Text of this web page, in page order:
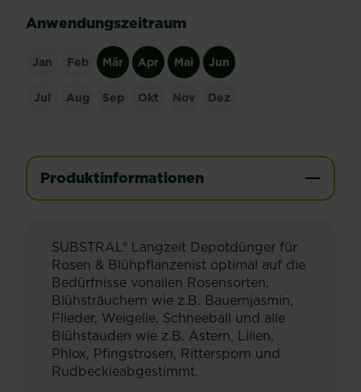
Anwendungszeitraum
Jan Feb Mär Apr Mai Jun
Jul Aug Sep Okt Nov Dez
Produktinformationen
SUBSTRAL® Langzeit Depotdünger für
Rosen & Blühpflanzenist optimal auf die
Bedürfnisse vonallen Rosensorten,
Blühsträuchern wie z.B. Bauernjasmin,
Flieder, Weigelie, Schneeball und alle
Blühstauden wie z.B. Astern, Lilien,
Phlox, Pfingstrosen, Rittersporn und
Rudbeckieabgestimmt.